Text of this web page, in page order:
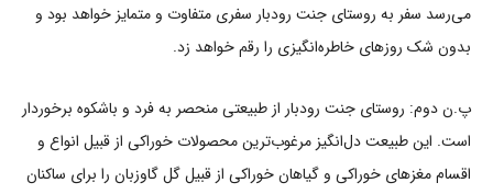
می‌رسد سفر به روستای جنت رودبار سفری متفاوت و متمایز خواهد بود و
بدون شک روزهای خاطره‌انگیزی را رقم خواهد زد.
پ.ن دوم: روستای جنت رودبار از طبیعتی منحصر به فرد و باشکوه برخوردار
است. این طبیعت دل‌انگیز مرغوب‌ترین محصولات خوراکی از قبیل انواع و
اقسام مغزهای خوراکی و گیاهان خوراکی از قبیل گل گاوزبان را برای ساکنان